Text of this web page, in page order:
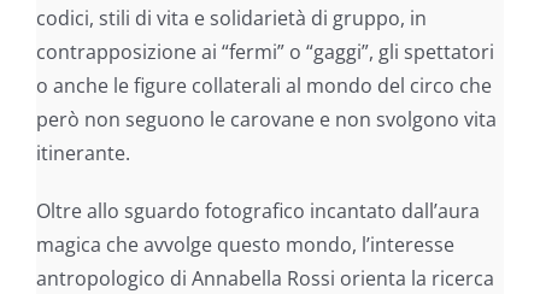
codici, stili di vita e solidarietà di gruppo, in
contrapposizione ai “fermi” o “gaggi”, gli spettatori
o anche le figure collaterali al mondo del circo che
però non seguono le carovane e non svolgono vita
itinerante.
Oltre allo sguardo fotografico incantato dall’aura
magica che avvolge questo mondo, l’interesse
antropologico di Annabella Rossi orienta la ricerca